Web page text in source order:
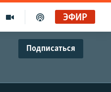
ЭФИР
Подписаться